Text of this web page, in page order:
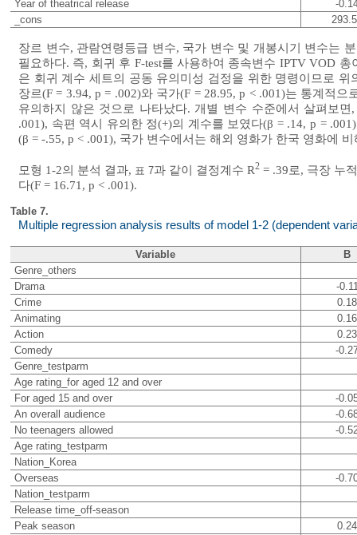
Year of theatrical release
-
_cons
장르 변수, 관람연령등급 변수, 국가 변수 및 개봉시기 변수는
필요하다. 즉, 회귀 후 F-test를 사용하여 종속변수 IPTV VOD
은 회귀 계수 세트의 공동 유의미성 검정을 위한 명령이므로
장르(F = 3.94, p = .002)와 국가(F = 28.95, p < .001)는 통계적
유의하지 않은 것으로 나타났다. 개별 변수 수준에서 살펴보
.001), 속편 역시 유의한 정(+)의 계수를 보였다(β = .14, p =
(β = -.55, p < .001), 국가 변수에서는 해외 영화가 한국 영화에
모형 1-2의 분석 결과, 표 7과 같이 결정계수 R2 = .39로, 극장 누
다(F = 16.71, p < .001).
Table 7.
Multiple regression analysis results of model 1-2 (dependent
Variable
B
Genre_others
Drama
-
Crime
0.18
Animating
0.16
Action
0.23
Comedy
-
Genre_testparm
Age rating_for aged 12 and over
For aged 15 and over
-
An overall audience
-
No teenagers allowed
-
Age rating_testparm
Nation_Korea
Overseas
-
Nation_testparm
Release time_off-season
Peak season
0.24